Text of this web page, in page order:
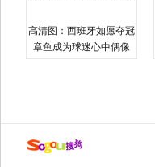
高清图：西班牙如愿夺冠
章鱼成为球迷心中偶像